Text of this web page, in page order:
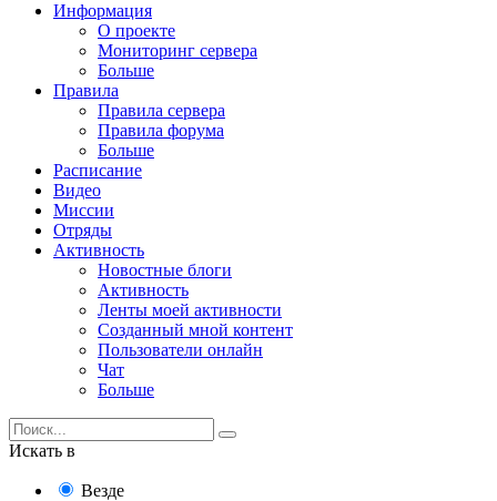
Информация
О проекте
Мониторинг сервера
Больше
Правила
Правила сервера
Правила форума
Больше
Расписание
Видео
Миссии
Отряды
Активность
Новостные блоги
Активность
Ленты моей активности
Созданный мной контент
Пользователи онлайн
Чат
Больше
Искать в
Везде